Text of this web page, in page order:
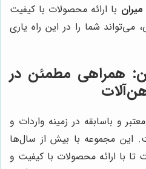
میران با ارائه محصولات با کیفیت
شما را در این راه یاری
همراهی مطمئن در
و باسابقه در زمینه واردات و
این مجموعه با بیش از سال‌ها
تا با ارائه محصولات با کیفیت و